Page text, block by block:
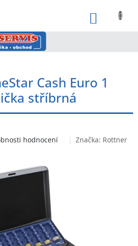
Cash Euro 1
stříbrná
hodnocení Značka: Rottner